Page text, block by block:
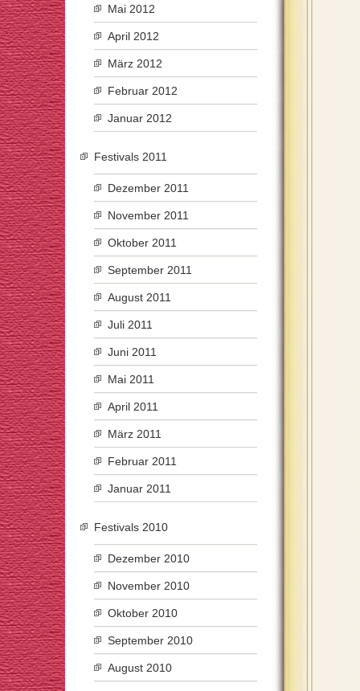
Mai 2012
April 2012
März 2012
Februar 2012
Januar 2012
Festivals 2011
Dezember 2011
November 2011
Oktober 2011
September 2011
August 2011
Juli 2011
Juni 2011
Mai 2011
April 2011
März 2011
Februar 2011
Januar 2011
Festivals 2010
Dezember 2010
November 2010
Oktober 2010
September 2010
August 2010